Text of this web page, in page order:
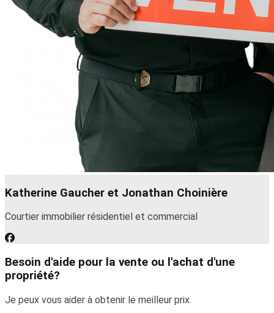
Katherine Gaucher et Jonathan Choinière
Courtier immobilier résidentiel et commercial
Besoin d'aide pour la vente ou l'achat d'une
propriété?
Je peux vous aider à obtenir le meilleur prix.